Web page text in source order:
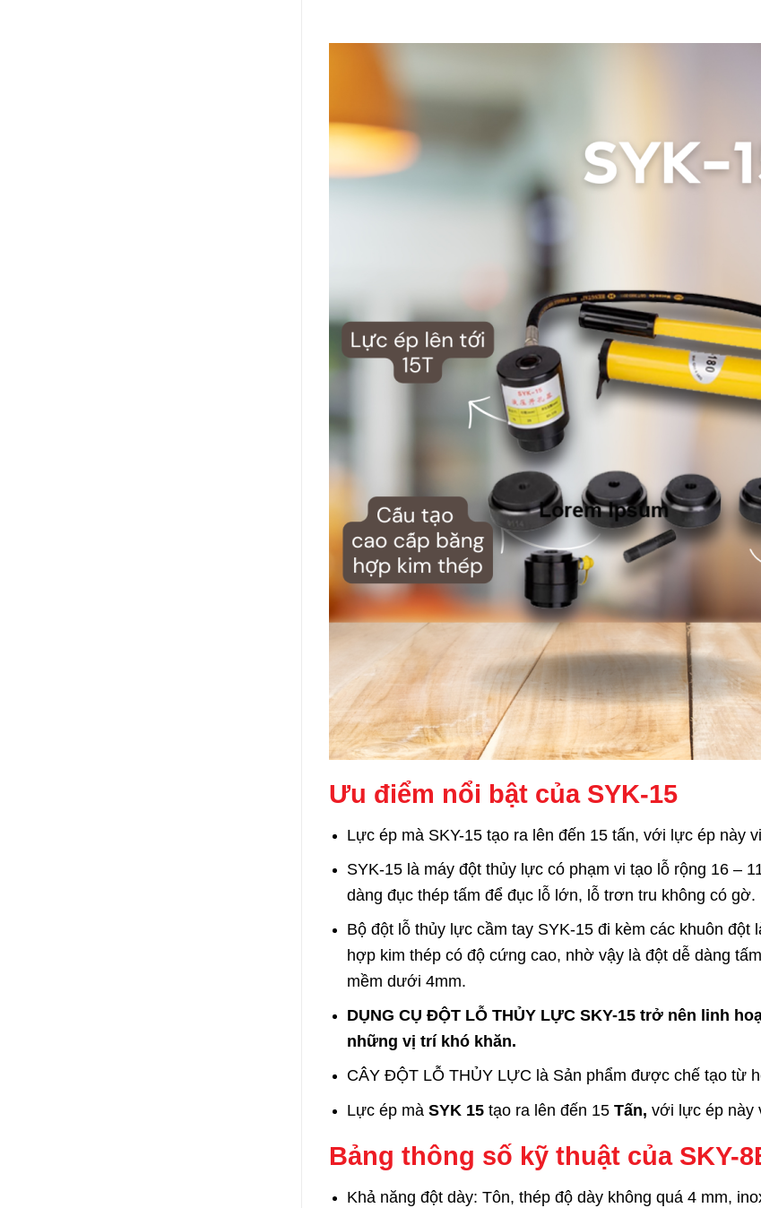
Ưu điểm nổi bật của SYK-15
Lực ép mà SKY-15 tạo ra lên đến 15 tấn, với lực ép này
SYK-15 là máy đột thủy lực có phạm vi tạo lỗ rộng 16 –
dàng đục thép tấm để đục lỗ lớn, lỗ trơn tru không có gờ.
Bộ đột lỗ thủy lực cầm tay SYK-15 đi kèm các khuôn
hợp kim thép có độ cứng cao, nhờ vậy là đột dễ dàng
mềm dưới 4mm.
DỤNG CỤ ĐỘT LỖ THỦY LỰC SKY-15 trở nên linh
những vị trí khó khăn.
CÂY ĐỘT LỖ THỦY LỰC là Sản phẩm được chế tạo từ
Lực ép màSYK 15tạo ra lên đến 15Tấn, với lực ép này
Bảng thông số kỹ thuật của SKY-
Khả năng đột dày: Tôn, thép độ dày không quá 4 mm,